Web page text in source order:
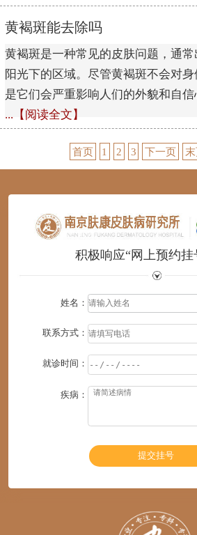
黄褐斑能去除吗
黄褐斑是一种常见的皮肤问题，通
阳光下的区域。尽管黄褐斑不会对
是它们会严重影响人们的外貌和自
...【阅读全文】
首页 1 2 3 下一页
积极响应“网上预约挂
姓名：
联系方式：
就诊时间：
疾病：